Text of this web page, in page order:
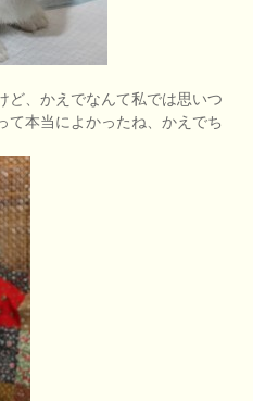
ど、かえでなんて私では思いつ
て本当によかったね、かえでち